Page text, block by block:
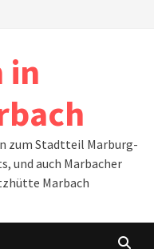
in
zum Stadtteil Marburg-
und auch Marbacher
Marbach